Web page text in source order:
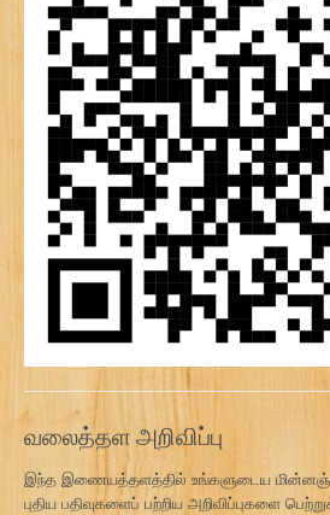
வலைத்தள அறிவிப்பு
இந்த இணையத்தளத்தில் உங்களுடைய
புதிய பதிவுகளைப் பற்றிய அறிவிப்புகளை